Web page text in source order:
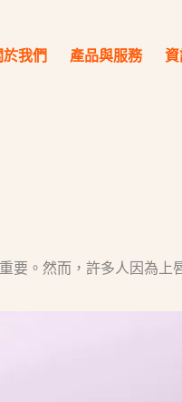
於我們 產品與服務 資
。然而，許多人因為